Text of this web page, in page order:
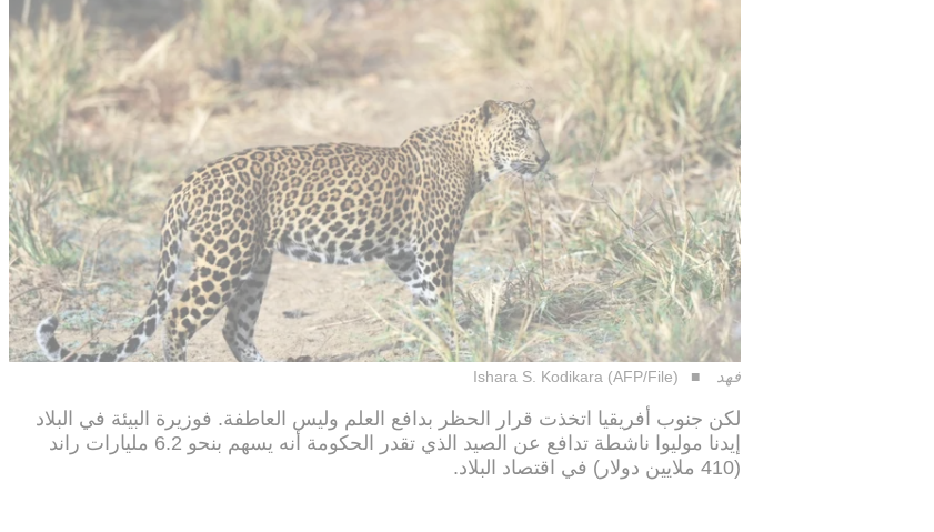
فهد Ishara S. Kodikara (AFP/File)
لكن جنوب أفريقيا اتخذت قرار الحظر بدافع العلم وليس العاطفة. فوزيرة البيئة في البلاد
إيدنا موليوا ناشطة تدافع عن الصيد الذي تقدر الحكومة أنه يسهم بنحو 6.2 مليارات راند
(410 ملايين دولار) في اقتصاد البلاد.